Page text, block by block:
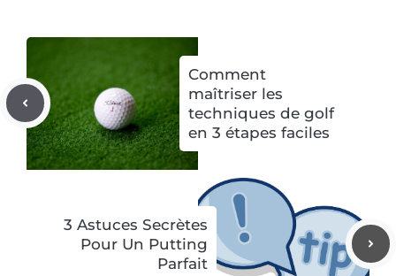
Comment
maîtriser les
techniques de golf
en 3 étapes faciles
3 Astuces Secrètes
Pour Un Putting
Parfait